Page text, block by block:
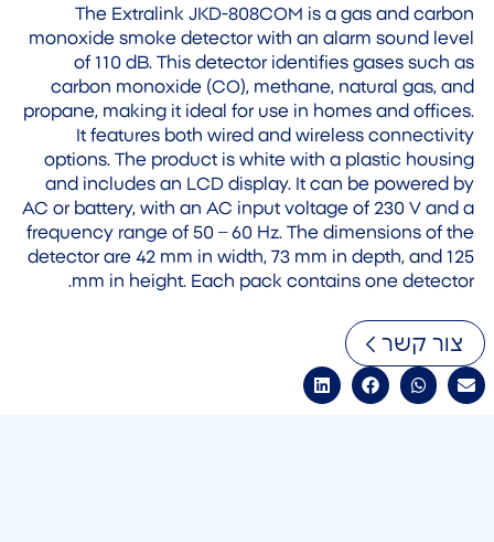
The Extralink JKD-808COM is a gas and carbon
monoxide smoke detector with an alarm sound level
of 110 dB. This detector identifies gases such as
carbon monoxide (CO), methane, natural gas, and
propane, making it ideal for use in homes and offices.
It features both wired and wireless connectivity
options. The product is white with a plastic housing
and includes an LCD display. It can be powered by
AC or battery, with an AC input voltage of 230 V and a
frequency range of 50 – 60 Hz. The dimensions of the
detector are 42 mm in width, 73 mm in depth, and 125
mm in height. Each pack contains one detector.
צור קשר